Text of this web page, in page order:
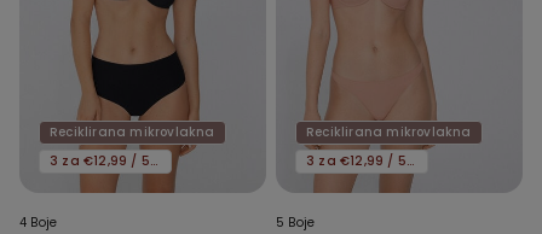
Reciklirana mikrovlakna
3 za €12,99 / 5 za €19,99
4 Boje
Reciklirana mikrovlakna
3 za €12,99 / 5 za €19,99
5 Boje